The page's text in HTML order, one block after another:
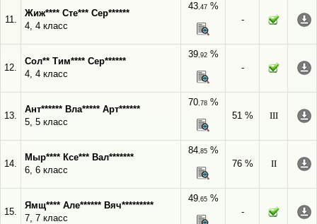
11.
Жиж**** Сте*** Сер******
4, 4 класс
43,47%
-
12.
Сол** Тим**** Сер******
4, 4 класс
39,92%
-
13.
Ант****** Вла***** Арт******
5, 5 класс
70,78%
51 %
III
14.
Мыр**** Ксе*** Вал*******
6, 6 класс
84,85%
76 %
II
15.
Ямщ**** Але****** Вяч*********
7, 7 класс
49,65%
-